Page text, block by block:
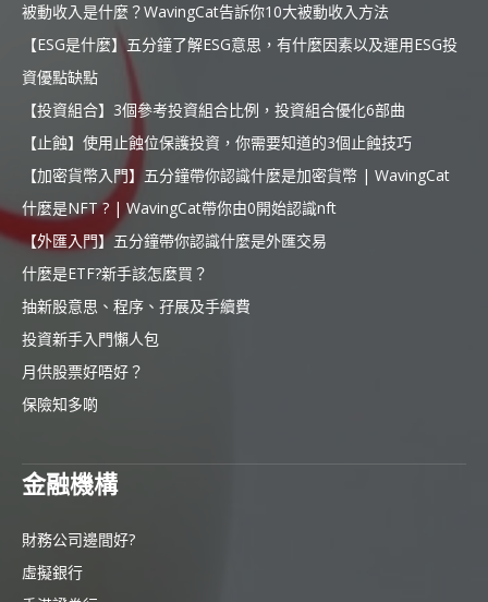
被動收入是什麼？WavingCat告訴你10大被動收入方法
【ESG是什麼】五分鐘了解ESG意思，有什麼因素以及運用ESG投
資優點缺點
【投資組合】3個參考投資組合比例，投資組合優化6部曲
【止蝕】使用止蝕位保護投資，你需要知道的3個止蝕技巧
【加密貨幣入門】五分鐘帶你認識什麼是加密貨幣 | WavingCat
什麼是NFT ? | WavingCat帶你由0開始認識nft
【外匯入門】五分鐘帶你認識什麼是外匯交易
什麼是ETF?新手該怎麼買？
抽新股意思、程序、孖展及手續費
投資新手入門懶人包
月供股票好唔好？
保險知多啲
金融機構
財務公司邊間好?
虛擬銀行